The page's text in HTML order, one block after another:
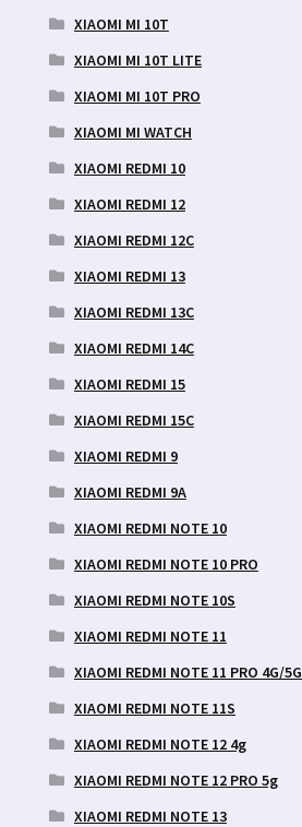
XIAOMI MI 10T
XIAOMI MI 10T LITE
XIAOMI MI 10T PRO
XIAOMI MI WATCH
XIAOMI REDMI 10
XIAOMI REDMI 12
XIAOMI REDMI 12C
XIAOMI REDMI 13
XIAOMI REDMI 13C
XIAOMI REDMI 14C
XIAOMI REDMI 15
XIAOMI REDMI 15C
XIAOMI REDMI 9
XIAOMI REDMI 9A
XIAOMI REDMI NOTE 10
XIAOMI REDMI NOTE 10 PRO
XIAOMI REDMI NOTE 10S
XIAOMI REDMI NOTE 11
XIAOMI REDMI NOTE 11 PRO 4G/5G
XIAOMI REDMI NOTE 11S
XIAOMI REDMI NOTE 12 4g
XIAOMI REDMI NOTE 12 PRO 5g
XIAOMI REDMI NOTE 13